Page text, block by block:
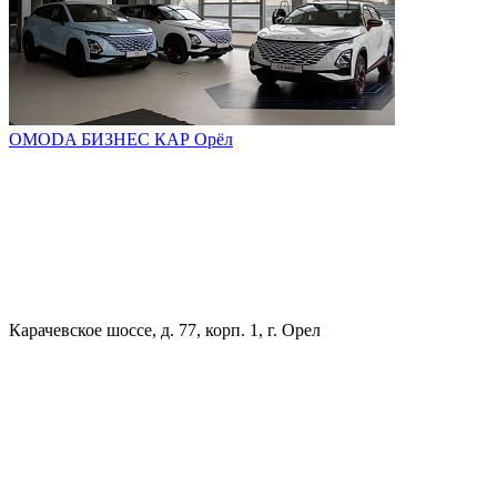
OMODA БИЗНЕС КАР Орёл
Карачевское шоссе, д. 77, корп. 1, г. Орел